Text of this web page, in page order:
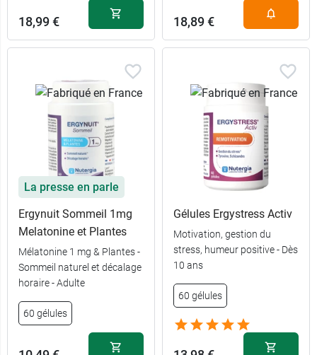
18,99 € 18,89 €
La presse en parle
Ergynuit Sommeil 1mg
Melatonine et Plantes
Mélatonine 1 mg & Plantes -
Sommeil naturel et décalage
horaire - Adulte
60 gélules
Gélules Ergystress Activ
Motivation, gestion du
stress, humeur positive - Dès
10 ans
60 gélules